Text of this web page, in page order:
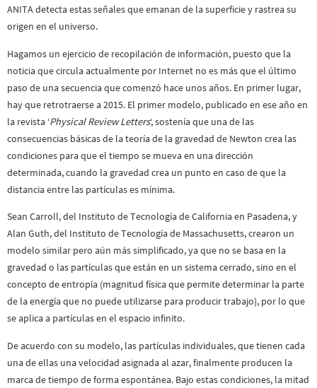
ANITA detecta estas señales que emanan de la superficie y rastrea su
origen en el universo.
Hagamos un ejercicio de recopilación de información, puesto que la
noticia que circula actualmente por Internet no es más que el último
paso de una secuencia que comenzó hace unos años. En primer lugar,
hay que retrotraerse a 2015. El primer modelo, publicado en ese año en
la revista ‘Physical Review Letters‘, sostenía que una de las
consecuencias básicas de la teoría de la gravedad de Newton crea las
condiciones para que el tiempo se mueva en una dirección
determinada, cuando la gravedad crea un punto en caso de que la
distancia entre las partículas es mínima.
Sean Carroll, del Instituto de Tecnología de California en Pasadena, y
Alan Guth, del Instituto de Tecnología de Massachusetts, crearon un
modelo similar pero aún más simplificado, ya que no se basa en la
gravedad o las partículas que están en un sistema cerrado, sino en el
concepto de entropía (magnitud física que permite determinar la parte
de la energía que no puede utilizarse para producir trabajo), por lo que
se aplica a partículas en el espacio infinito.
De acuerdo con su modelo, las partículas individuales, que tienen cada
una de ellas una velocidad asignada al azar, finalmente producen la
marca de tiempo de forma espontánea. Bajo estas condiciones, la mitad